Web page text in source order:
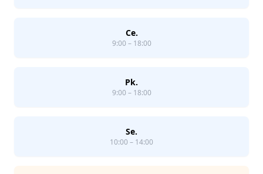
Ce.
9:00 – 18:00
Pk.
9:00 – 18:00
Se.
10:00 – 14:00